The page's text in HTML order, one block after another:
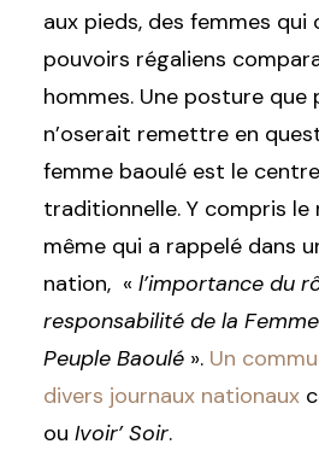
aux pieds, des femmes qui
pouvoirs régaliens
hommes. Une posture que
n’oserait remettre en
femme baoulé est le
traditionnelle. Y compris le
même qui a rappelé dans
nation, « l’importance du
responsabilité de la
Peuple Baoulé ». Un
divers journaux nationaux
ou Ivoir’ Soir.